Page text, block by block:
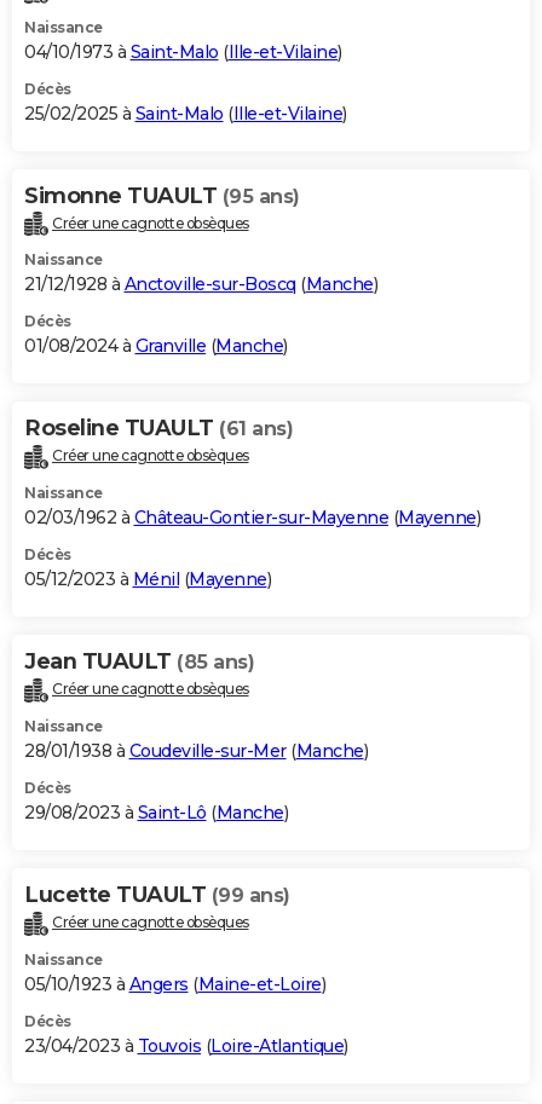
Naissance
04/10/1973 à Saint-Malo (Ille-et-Vilaine)
Décès
25/02/2025 à Saint-Malo (Ille-et-Vilaine)
Simonne TUAULT (95 ans)
Créer une cagnotte obsèques
Naissance
21/12/1928 à Anctoville-sur-Boscq (Manche)
Décès
01/08/2024 à Granville (Manche)
Roseline TUAULT (61 ans)
Créer une cagnotte obsèques
Naissance
02/03/1962 à Château-Gontier-sur-Mayenne (Mayenne)
Décès
05/12/2023 à Ménil (Mayenne)
Jean TUAULT (85 ans)
Créer une cagnotte obsèques
Naissance
28/01/1938 à Coudeville-sur-Mer(Manche)
Décès
29/08/2023 à Saint-Lô (Manche)
Lucette TUAULT (99 ans)
Créer une cagnotte obsèques
Naissance
05/10/1923 à Angers (Maine-et-Loire)
Décès
23/04/2023 à Touvois (Loire-Atlantique)